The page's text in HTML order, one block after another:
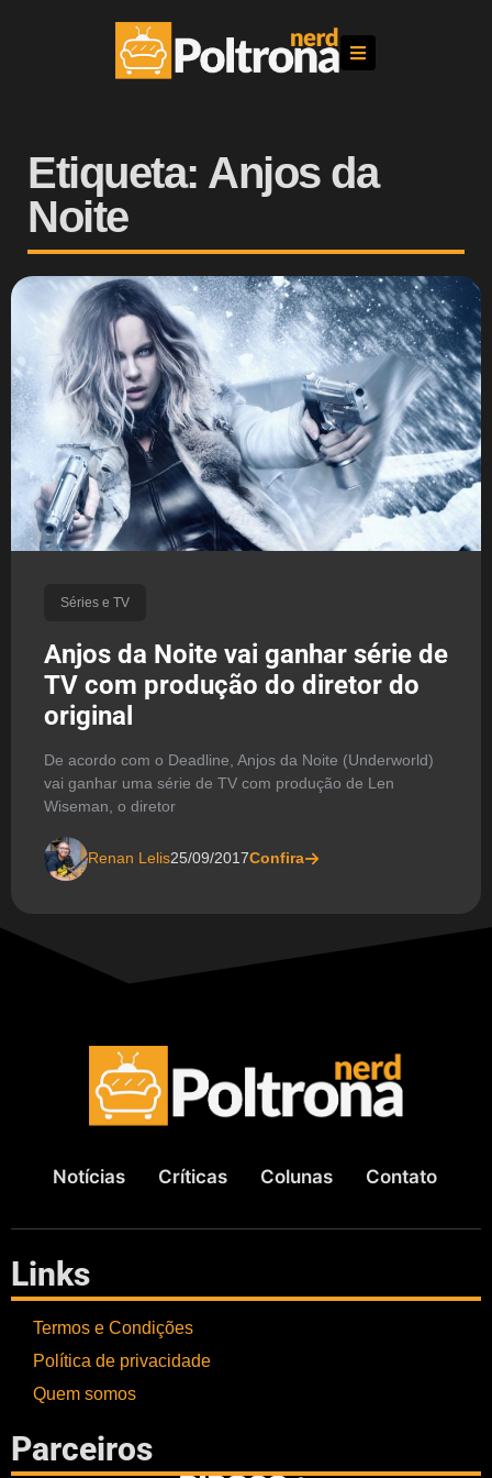
Etiqueta: Anjos da
Noite
Séries e TV
Anjos da Noite vai ganhar série de
TV com produção do diretor do
original
De acordo com o Deadline, Anjos da Noite (Underworld)
vai ganhar uma série de TV com produção de Len
Wiseman, o diretor
Renan Lelis25/09/2017Confira
Notícias Críticas Colunas Contato
Links
Termos e Condições
Política de privacidade
Quem somos
Parceiros